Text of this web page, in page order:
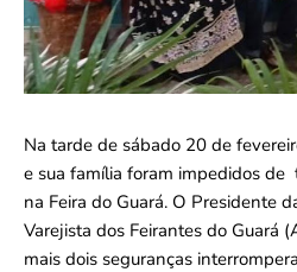
Na tarde de sábado 20 de
e sua família foram impedidos de
na Feira do Guará. O Presidente
Varejista dos Feirantes do Guará
mais dois seguranças